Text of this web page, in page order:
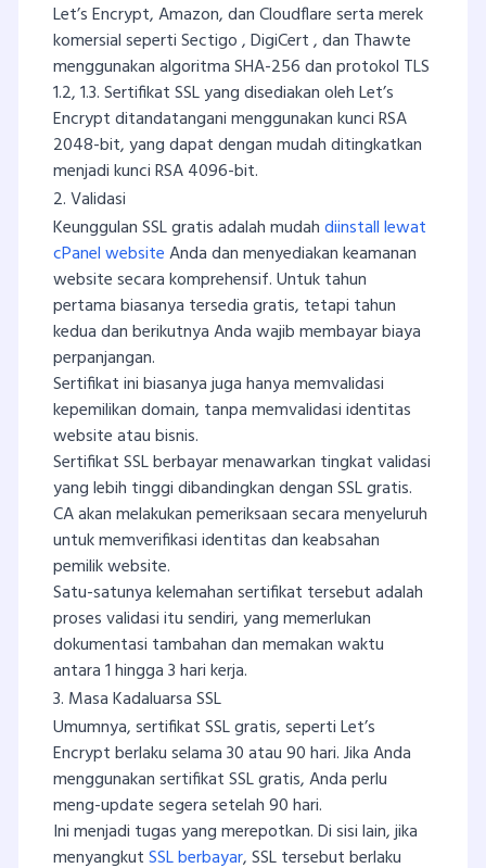
Let’s Encrypt, Amazon, dan Cloudflare serta merek
komersial seperti Sectigo , DigiCert , dan Thawte
menggunakan algoritma SHA-256 dan protokol TLS
1.2, 1.3. Sertifikat SSL yang disediakan oleh Let’s
Encrypt ditandatangani menggunakan kunci RSA
2048-bit, yang dapat dengan mudah ditingkatkan
menjadi kunci RSA 4096-bit.
2. Validasi
Keunggulan SSL gratis adalah mudahdiinstall lewat
cPanel websiteAnda dan menyediakan keamanan
website secara komprehensif. Untuk tahun
pertama biasanya tersedia gratis, tetapi tahun
kedua dan berikutnya Anda wajib membayar biaya
perpanjangan.
Sertifikat ini biasanya juga hanya memvalidasi
kepemilikan domain, tanpa memvalidasi identitas
website atau bisnis.
Sertifikat SSL berbayar menawarkan tingkat validasi
yang lebih tinggi dibandingkan dengan SSL gratis.
CA akan melakukan pemeriksaan secara menyeluruh
untuk memverifikasi identitas dan keabsahan
pemilik website.
Satu-satunya kelemahan sertifikat tersebut adalah
proses validasi itu sendiri, yang memerlukan
dokumentasi tambahan dan memakan waktu
antara 1 hingga 3 hari kerja.
3. Masa Kadaluarsa SSL
Umumnya, sertifikat SSL gratis, seperti Let’s
Encrypt berlaku selama 30 atau 90 hari. Jika Anda
menggunakan sertifikat SSL gratis, Anda perlu
meng-update segera setelah 90 hari.
Ini menjadi tugas yang merepotkan. Di sisi lain, jika
menyangkutSSL berbayar, SSL tersebut berlaku